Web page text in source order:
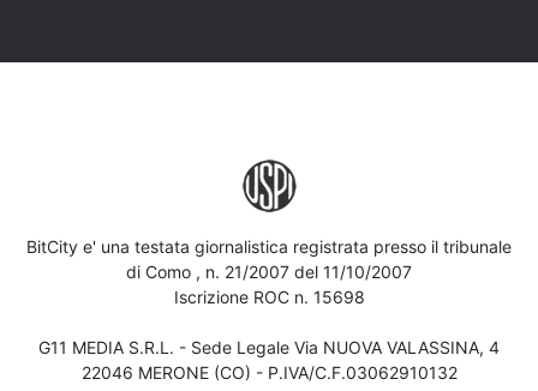
BitCity e' una testata giornalistica registrata presso il tribunale
di Como , n. 21/2007 del 11/10/2007
Iscrizione ROC n. 15698
G11 MEDIA S.R.L. - Sede Legale Via NUOVA VALASSINA, 4
22046 MERONE (CO) - P.IVA/C.F.03062910132